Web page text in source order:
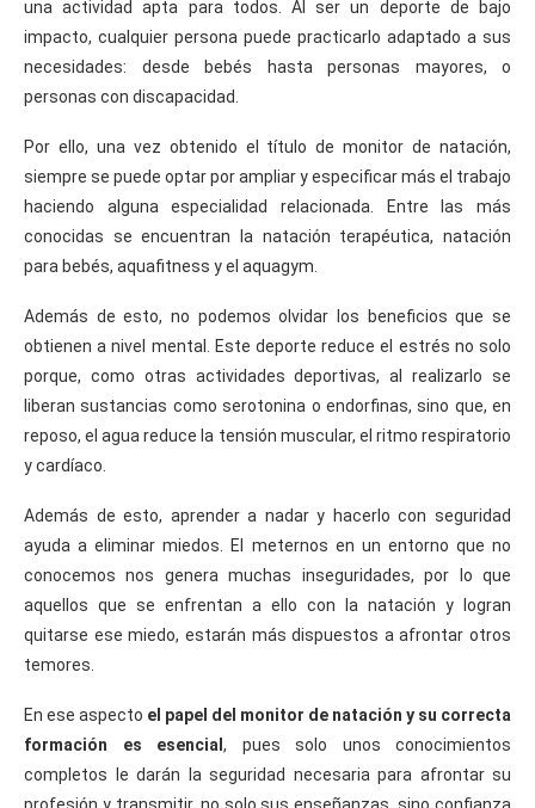
una actividad apta para todos. Al ser un deporte de bajo
impacto, cualquier persona puede practicarlo adaptado a sus
necesidades: desde bebés hasta personas mayores, o
personas con discapacidad.
Por ello, una vez obtenido el título de monitor de natación,
siempre se puede optar por ampliar y especificar más el trabajo
haciendo alguna especialidad relacionada. Entre las más
conocidas se encuentran la natación terapéutica, natación
para bebés, aquafitness y el aquagym.
Además de esto, no podemos olvidar los beneficios que se
obtienen a nivel mental. Este deporte reduce el estrés no solo
porque, como otras actividades deportivas, al realizarlo se
liberan sustancias como serotonina o endorfinas, sino que, en
reposo, el agua reduce la tensión muscular, el ritmo respiratorio
y cardíaco.
Además de esto, aprender a nadar y hacerlo con seguridad
ayuda a eliminar miedos. El meternos en un entorno que no
conocemos nos genera muchas inseguridades, por lo que
aquellos que se enfrentan a ello con la natación y logran
quitarse ese miedo, estarán más dispuestos a afrontar otros
temores.
En ese aspecto el papel del monitor de natación y su correcta
formación es esencial , pues solo unos conocimientos
completos le darán la seguridad necesaria para afrontar su